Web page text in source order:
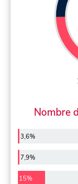
Nombre
3,6%
7,9%
15%